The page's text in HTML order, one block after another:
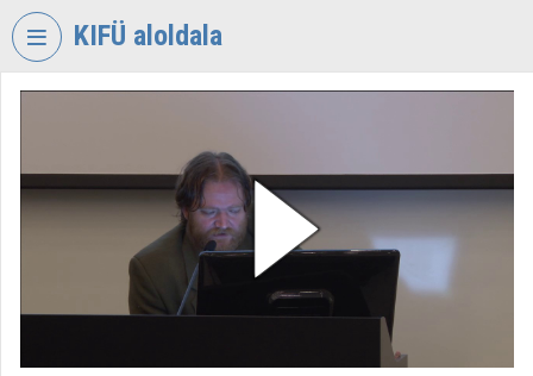
Fejléc kihagyása
KIFÜ aloldala
KORMÁNYZATI
INFORMATIKAI
Intézményi kezdőlap